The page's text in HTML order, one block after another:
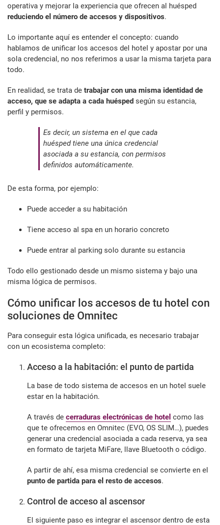
operativa y mejorar la experiencia que ofrecen al huésped
reduciendo el número de accesos y dispositivos.
Lo importante aquí es entender el concepto: cuando
hablamos de unificar los accesos del hotel y apostar por una
sola credencial, no nos referimos a usar la misma tarjeta para
todo.
En realidad, se trata de trabajar con una misma identidad de
acceso, que se adapta a cada huésped según su estancia,
perfil y permisos.
Es decir, un sistema en el que cada
huésped tiene una única credencial
asociada a su estancia, con permisos
definidos automáticamente.
De esta forma, por ejemplo:
Puede acceder a su habitación
Tiene acceso al spa en un horario concreto
Puede entrar al parking solo durante su estancia
Todo ello gestionado desde un mismo sistema y bajo una
misma lógica de permisos.
Cómo unificar los accesos de tu hotel con
soluciones de Omnitec
Para conseguir esta lógica unificada, es necesario trabajar
con un ecosistema completo:
Acceso a la habitación: el punto de partida
La base de todo sistema de accesos en un hotel suele
estar en la habitación.
A través de cerraduras electrónicas de hotel como las
que te ofrecemos en Omnitec (EVO, OS SLIM…), puedes
generar una credencial asociada a cada reserva, ya sea
en formato de tarjeta MiFare, llave Bluetooth o código.
A partir de ahí, esa misma credencial se convierte en el
punto de partida para el resto de accesos.
Control de acceso al ascensor
El siguiente paso es integrar el ascensor dentro de esta